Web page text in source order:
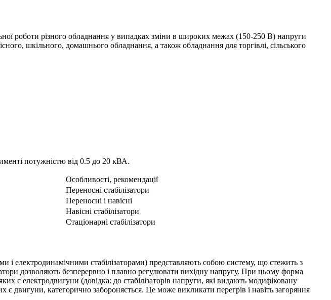
роботи різного обладнання у випадках зміни в широких межах (150-250 В) напруги
шкільного, домашнього обладнання, а також обладнання для торгівлі, сільського
потужністю від 0.5 до 20 кВА.
Особливості, рекомендації
Переносні стабілізатори
Переносні і навісні
Навісні стабілізатори
Стаціонарні стабілізатори
і електродинамічними стабілізаторами) представляють собою систему, що стежить з
дозволяють безперервно і плавно регулювати вихідну напругу. При цьому форма
є електродвигуни (довідка: до стабілізаторів напруги, які видають модифіковану
є двигуни, категорично забороняється. Це може викликати перегрів і навіть загоряння